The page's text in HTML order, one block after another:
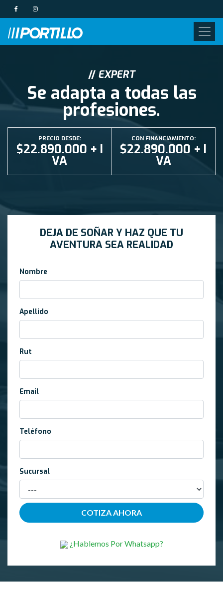
// EXPERT
Se adapta a todas las
profesiones.
PRECIO DESDE:
$22.890.000 + I
VA
CON FINANCIAMIENTO:
$22.890.000 + I
VA
DEJA DE SOÑAR Y HAZ QUE TU
AVENTURA SEA REALIDAD
Nombre
Apellido
Rut
Email
Teléfono
Sucursal
¿Hablemos Por Whatsapp?